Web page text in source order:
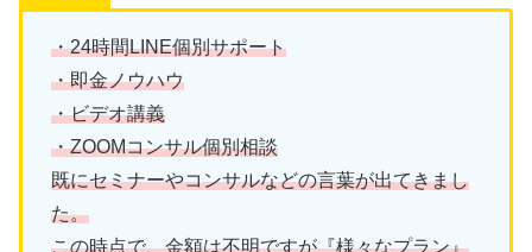
・24時間LINE個別サポート
・即金ノウハウ
・ビデオ講義
・ZOOMコンサル個別相談
既にセミナーやコンサルなどの言葉が出てきまし
た。
この時点で、金額は不明ですが『様々なプラン』